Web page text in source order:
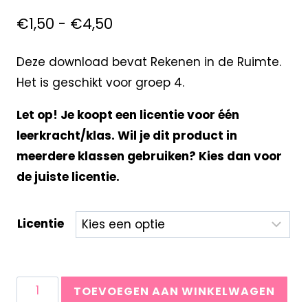
€1,50 - €4,50
Deze download bevat Rekenen in de Ruimte.
Het is geschikt voor groep 4.
Let op! Je koopt een licentie voor één
leerkracht/klas. Wil je dit product in
meerdere klassen gebruiken? Kies dan voor
de juiste licentie.
Licentie
TOEVOEGEN AAN WINKELWAGEN